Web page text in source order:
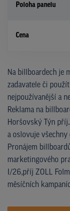
Poloha panelu
Cena
Na billboardech je
zadavatele či
nejpoužívanější a
Reklama na
Horšovský Týn
a oslovuje
Pronájem
marketingového
I/26,příj ZOLL
měsíčních